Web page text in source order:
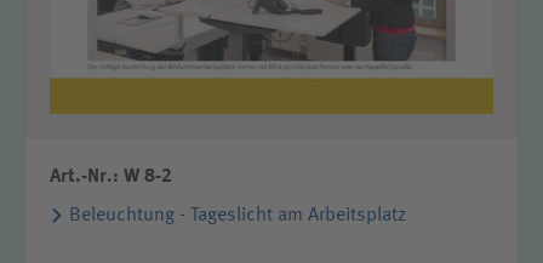
Art.-Nr.: W 8-2
Beleuchtung - Tageslicht am Arbeitsplatz